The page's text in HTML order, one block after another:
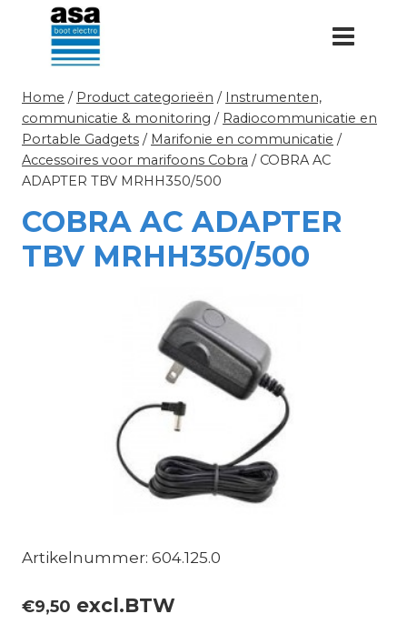
Doorgaan
inhoud
Home / Product categorieën / Instrumenten,
communicatie & monitoring / Radiocommunicatie en
Portable Gadgets / Marifonie en communicatie /
Accessoires voor marifoons Cobra / COBRA AC
ADAPTER TBV MRHH350/500
COBRA AC ADAPTER
TBV MRHH350/500
Artikelnummer: 604.125.0
€9,50 excl.BTW